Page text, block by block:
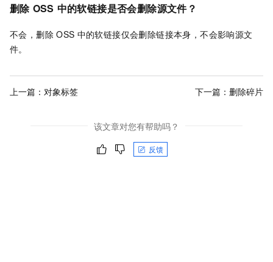
删除 OSS 中的软链接是否会删除源文件？
不会，删除 OSS 中的软链接仅会删除链接本身，不会影响源文
件。
上一篇： 对象标签 下一篇： 删除碎片
该文章对您有帮助吗？
反馈